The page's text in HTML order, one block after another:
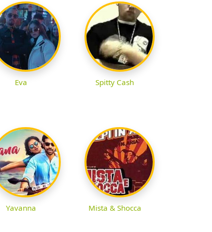
Eva Spitty Cash
Yavanna Mista & Shocca